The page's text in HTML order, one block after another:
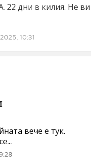
дни в килия. Не ви
10:31
вече е тук.